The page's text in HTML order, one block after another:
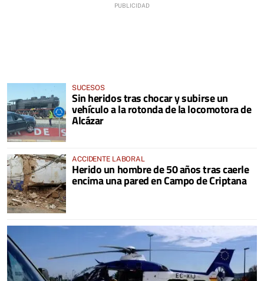
SUCESOS
Sin heridos tras chocar y subirse un
vehículo a la rotonda de la locomotora de
Alcázar
ACCIDENTE LABORAL
Herido un hombre de 50 años tras caerle
encima una pared en Campo de Criptana